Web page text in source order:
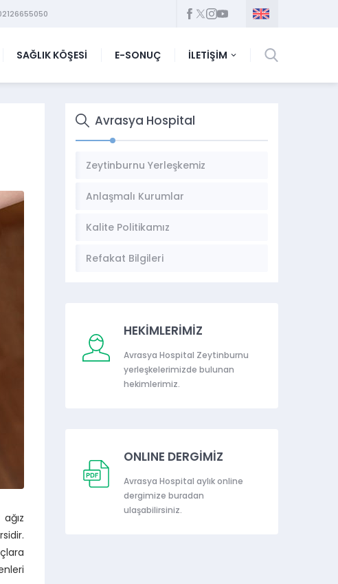
SAĞLIK KÖŞESİ E-SONUÇ İLETİŞİM
Avrasya Hospital
Zeytinburnu Yerleşkemiz
Anlaşmalı Kurumlar
Kalite Politikamız
Refakat Bilgileri
HEKİMLERİMİZ
Avrasya Hospital Zeytinburnu
yerleşkelerimizde bulunan
hekimlerimiz.
ONLINE DERGİMİZ
Avrasya Hospital aylık online
dergimize buradan
ulaşabilirsiniz.